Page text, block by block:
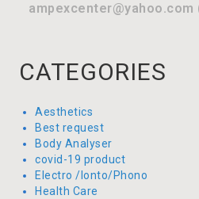
ampexcenter@yahoo.com
CATEGORIES
Aesthetics
Best request
Body Analyser
covid-19 product
Electro /Ionto/Phono
Health Care